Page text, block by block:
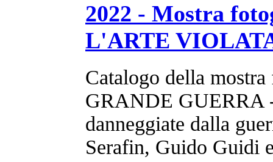
2022 - Mostra
L'ARTE
Catalogo della
GRANDE GUERRA
danneggiate dalla
Serafin, Guido Guidi